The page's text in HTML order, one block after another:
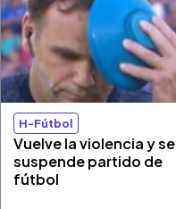
H-Fútbol
Vuelve la violencia y se
suspende partido de
fútbol